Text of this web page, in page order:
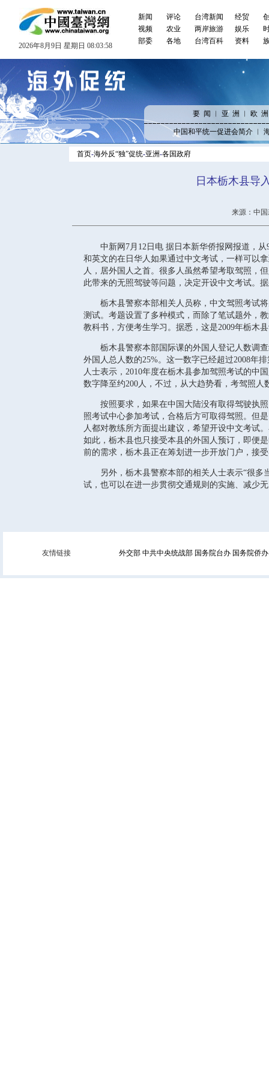
2026年8月9日 星期日 08:03:58
新闻
视频
部委
评论
农业
各地
台湾新闻
两岸旅游
台湾百科
经贸
娱乐
资料
要 闻 ︱ 亚 洲 ︱ 欧 洲
中国和平统一促进会简介 ︱
首页-海外反“独”促统-亚洲-各国政府
日本栃木县导
来源：中
中新网7月12日电 据日本新华侨报网报道，从
和英文的在日华人如果通过中文考试，一样可以
人，居外国人之首。很多人虽然希望考取驾照，
此带来的无照驾驶等问题，决定开设中文考试。
栃木县警察本部相关人员称，中文驾照考试将
测试。考题设置了多种模式，而除了笔试题外，
教科书，方便考生学习。据悉，这是2009年栃木
栃木县警察本部国际课的外国人登记人数调查
外国人总人数的25%。这一数字已经超过2008年
人士表示，2010年度在栃木县参加驾照考试的中
数字降至约200人，不过，从大趋势看，考驾照人
按照要求，如果在中国大陆没有取得驾驶执照
照考试中心参加考试，合格后方可取得驾照。但
人都对教练所方面提出建议，希望开设中文考试
如此，栃木县也只接受本县的外国人预订，即便
前的需求，栃木县正在筹划进一步开放门户，接
另外，栃木县警察本部的相关人士表示“很多
试，也可以在进一步贯彻交通规则的实施、减少
友情链接 外交部 中共中央统战部 国务院台办 国务院侨办